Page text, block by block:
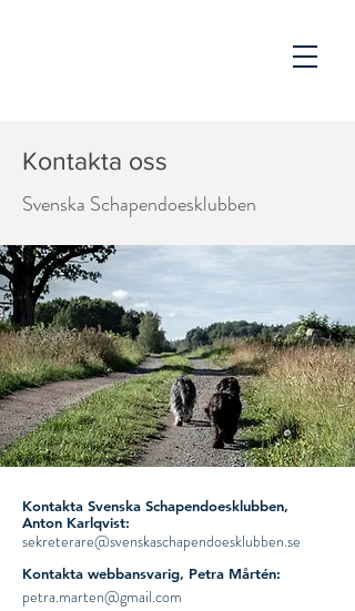
Kontakta oss
Svenska Schapendoesklubben
Kontakta Svenska Schapendoesklubben,
Anton Karlqvist:
sekreterare@svenskaschapendoesklubben.se
Kontakta webbansvarig, Petra Mårtén:
petra.marten@gmail.com